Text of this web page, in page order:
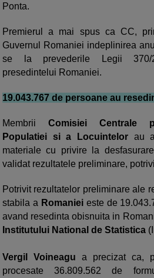
Ponta.
Premierul a mai spus ca CC,
Guvernul Romaniei indeplinirea
se la prevederile Legii 370/
presedintelui Romaniei.
19.043.767 de persoane au
Membrii Comisiei Centrale
Populatiei si a Locuintelor au
materiale cu privire la
validat rezultatele preliminare,
Potrivit rezultatelor preliminare ale
stabila a Romaniei este de
avand resedinta obisnuita in
Institutului National de Statistica
Vergil Voineagu a precizat ca,
procesate 36.809.562 de